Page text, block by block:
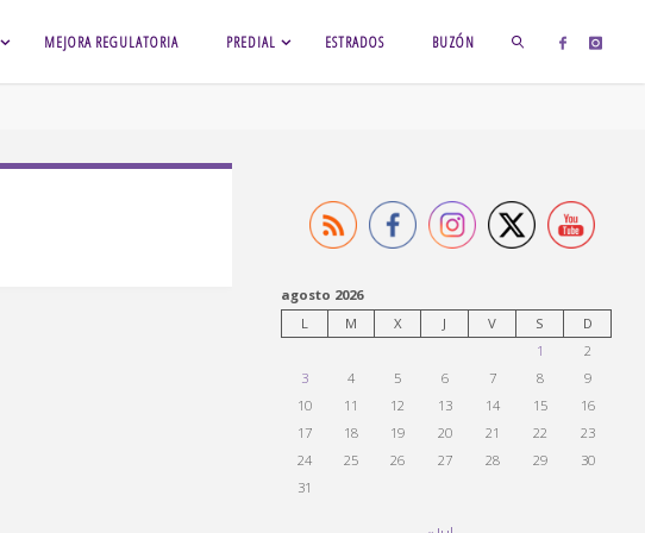
MEJORA REGULATORIA PREDIAL ESTRADOS BUZÓN
agosto 2026
L
M X J V S
D
1
2
3
4 5 6 7 8
9
10
11 12 13 14 15
16
17
18 19 20 21 22
23
24
25 26 27 28 29
30
31